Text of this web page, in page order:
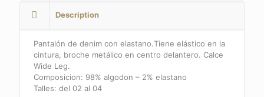
Description
Pantalón de denim con elastano.Tiene elástico en la
cintura, broche metálico en centro delantero. Calce
Wide Leg.
Composicion: 98% algodon – 2% elastano
Talles: del 02 al 04